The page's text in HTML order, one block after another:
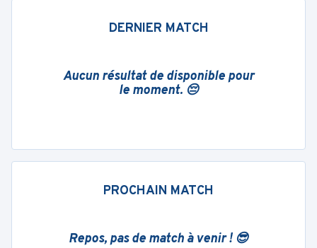
DERNIER MATCH
Aucun résultat de disponible pour
le moment. 😔
PROCHAIN MATCH
Repos, pas de match à venir ! 😎